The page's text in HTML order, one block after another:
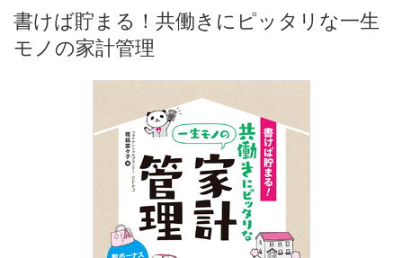
書けば貯まる！共働きにピッタリな一生
モノの家計管理